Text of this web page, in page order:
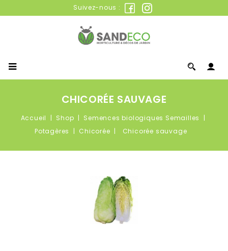
Suivez-nous :
CHICORÉE SAUVAGE
Accueil Shop
Semences biologiques Semailles
Potagères
Chicorée Chicorée sauvage